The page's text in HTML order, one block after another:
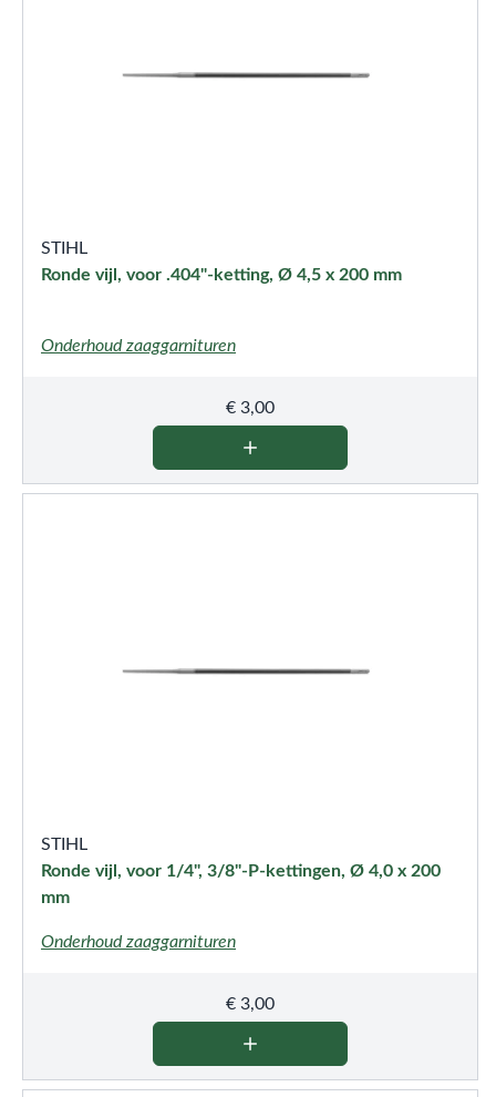
STIHL
Ronde vijl, voor .404"-ketting, Ø 4,5 x 200 mm
Onderhoud zaaggarnituren
€ 3,00
STIHL
Ronde vijl, voor 1/4", 3/8"-P-kettingen, Ø 4,0 x 200
mm
Onderhoud zaaggarnituren
€ 3,00